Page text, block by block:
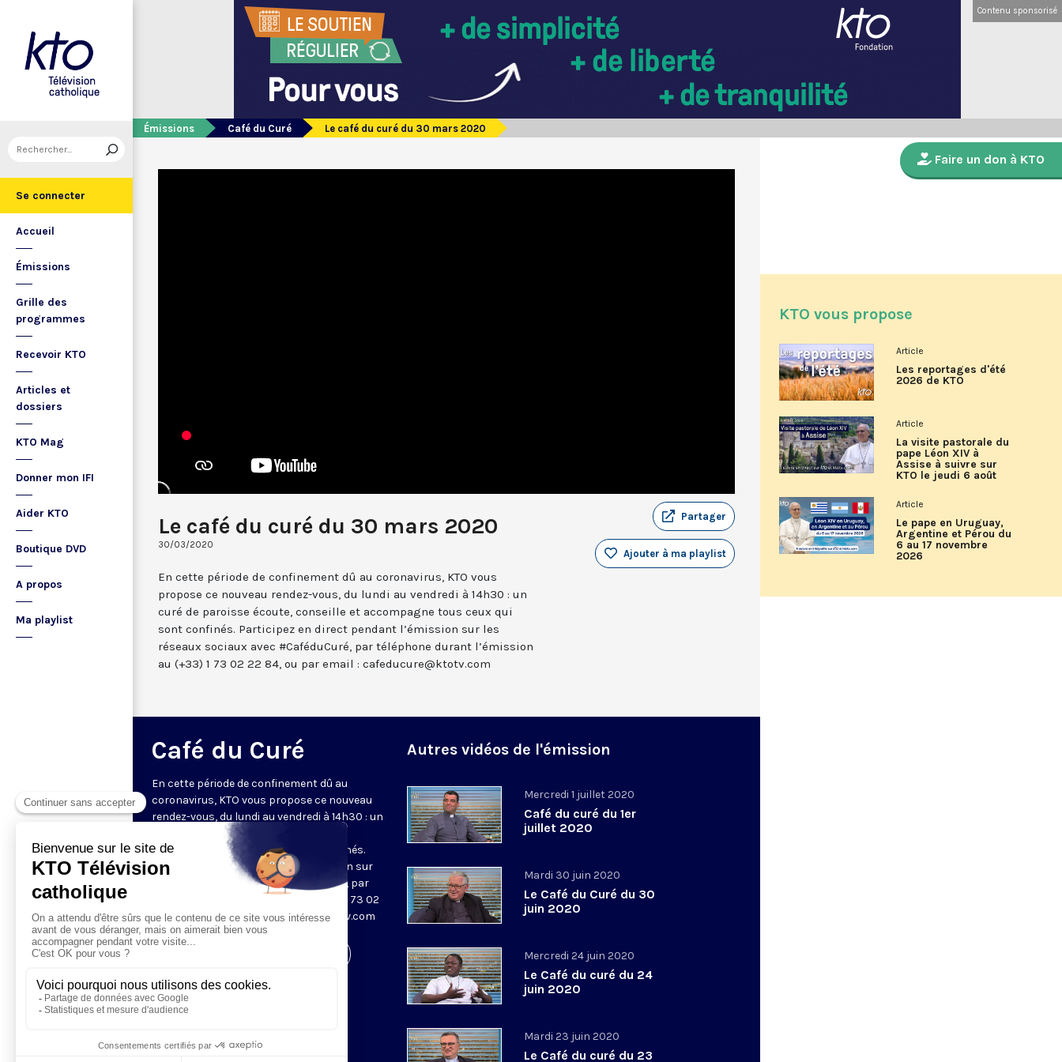
Se connecter
Accueil
Émissions
Grille des
programmes
Recevoir KTO
Articles et
dossiers
KTO Mag
Donner mon IFI
Aider KTO
Boutique DVD
A propos
Ma playlist
Contenu sponsorisé
Émissions Café du Curé Le café du curé du 30 mars 2020
Le café du curé du 30 mars 2020
30/03/2020
Partager
Ajouter à ma playlist
En cette période de confinement dû au coronavirus, KTO vous
propose ce nouveau rendez-vous, du lundi au vendredi à 14h30 : un
curé de paroisse écoute, conseille et accompagne tous ceux qui
sont confinés. Participez en direct pendant l’émission sur les
réseaux sociaux avec #CaféduCuré, par téléphone durant l’émission
au (+33) 1 73 02 22 84, ou par email : cafeducure@ktotv.com
Café du Curé
En cette période de confinement dû au
coronavirus, KTO vous propose ce nouveau
rendez-vous, du lundi au vendredi à 14h30 : un
curé de paroisse écoute, conseille et
accompagne tous ceux qui sont confinés.
Participez en direct pendant l’émission sur
les réseaux sociaux avec #CaféduCuré, par
téléphone durant l’émission au (+33) 1 73 02
22 84, ou par email : cafeducure@ktotv.com
Autres vidéos de l'émission
Mercredi 1 juillet 2020
Café du curé du 1er
juillet 2020
Mardi 30 juin 2020
Le Café du Curé du 30
juin 2020
Mercredi 24 juin 2020
Le Café du curé du 24
juin 2020
Mardi 23 juin 2020
Le Café du curé du 23
Faire un don à KTO
KTO vous propose
Article
Les reportages d'été
2026 de KTO
Article
La visite pastorale du
pape Léon XIV à
Assise à suivre sur
KTO le jeudi 6 août
Article
Le pape en Uruguay,
Argentine et Pérou du
6 au 17 novembre
2026